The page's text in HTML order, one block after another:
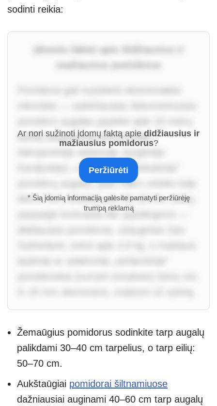
sodinti reikia:
Įdomūs faktai apie didžiausius ir
aukštį (auginamas komercinėje
Karalystėje), o mažiausi „nykštukiniai“
pomidorų augalai, ypač mikro veislės kaip
Micro Tom, tesiekia vos 10–20 cm; vaisių
pasaulyje kontrastai dar įspūdingesni —
Ar nori sužinoti įdomų faktą apie didžiausius ir
mažiausius pomidorus?
Peržiūrėti
* Šią įdomią informaciją galėsite pamatyti peržiūrėję
trumpą reklamą
Žemaūgius pomidorus sodinkite tarp augalų
palikdami 30–40 cm tarpelius, o tarp eilių:
50–70 cm.
Aukštaūgiai pomidorai šiltnamiuose
dažniausiai auginami 40–60 cm tarp augalų